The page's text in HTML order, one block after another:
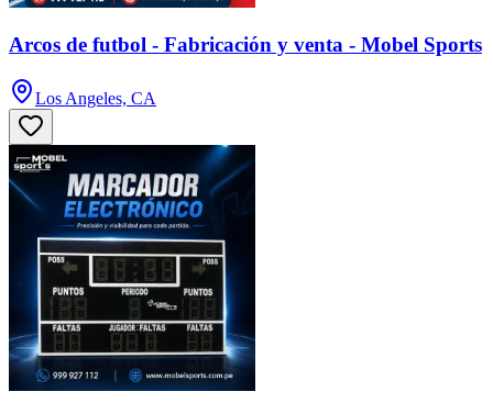
Arcos de futbol - Fabricación y venta - Mobel Sports
Los Angeles, CA